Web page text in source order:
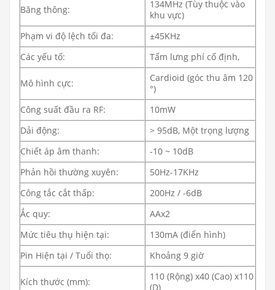
Băng thông:
134MHz (Tùy thuộc vào
khu vực)
Phạm vi độ lệch tối đa:
±45KHz
Các yếu tố:
Tấm lưng phí cố định,
Mô hình cực:
Cardioid (góc thu âm 120
°)
Công suất đầu ra RF:
10mW
Dải động:
> 95dB, Một trọng lượng
Chiết áp âm thanh:
-10 ~ 10dB
Phản hồi thường xuyên:
50Hz-17KHz
Công tắc cắt thấp:
200Hz / -6dB
Ắc quy:
AAx2
Mức tiêu thụ hiện tại:
130mA (điển hình)
Pin Hiện tại / Tuổi thọ:
Khoảng 9 giờ
Kích thước (mm):
110 (Rộng) x40 (Cao) x110
(D)